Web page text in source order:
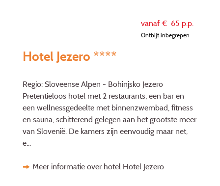
vanaf € 65 p.p.
Ontbijt inbegrepen
Hotel Jezero ****
Regio: Sloveense Alpen - Bohinjsko Jezero
Pretentieloos hotel met 2 restaurants, een bar en
een wellnessgedeelte met binnenzwembad, fitness
en sauna, schitterend gelegen aan het grootste meer
van Slovenië. De kamers zijn eenvoudig maar net,
e...
Meer informatie over hotel Hotel Jezero